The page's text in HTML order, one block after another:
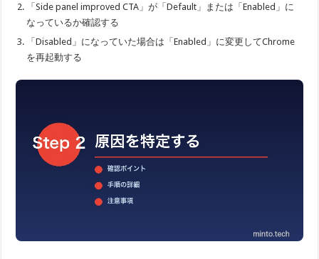
「Side panel improved CTA」が「Default」または「Enabled」に
なっているか確認する
「Disabled」になっていた場合は「Enabled」に変更してChrome
を再起動する